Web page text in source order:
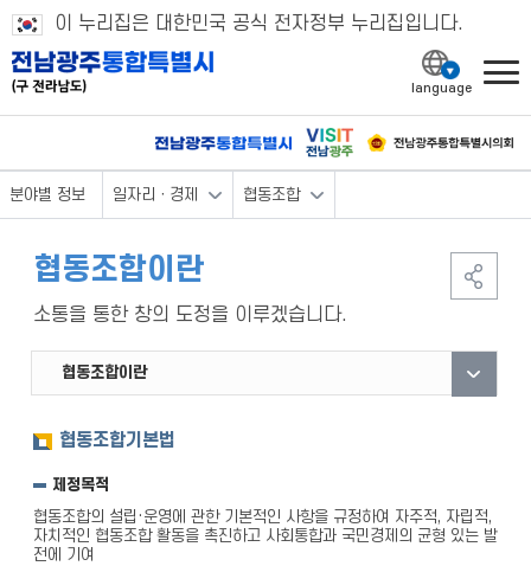
이 누리집은 대한민국 공식 전자정부 누리집입니다.
분야별 정보 일자리ㆍ경제 협동조합
협동조합이란
소통을 통한 창의 도정을 이루겠습니다.
협동조합이란
경영공시
협동조합기본법
제정목적
협동조합의 설립·운영에 관한 기본적인 사항을 규정하여 자주적, 자립적,
자치적인 협동조합 활동을 촉진하고 사회통합과 국민경제의 균형 있는 발
전에 기여